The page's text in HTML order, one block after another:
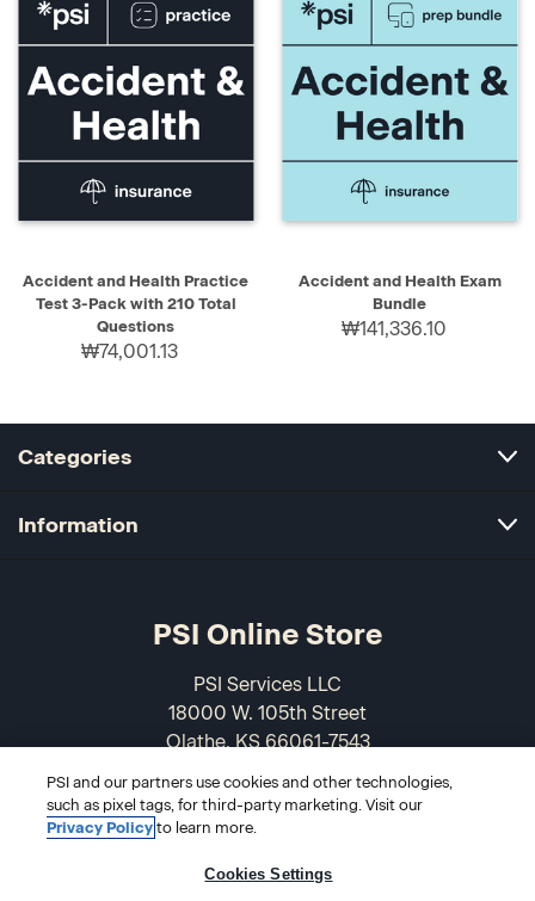
Accident and Health Practice
Test 3-Pack with 210 Total
Questions
₩74,001.13
Accident and Health Exam
Bundle
₩141,336.10
Categories
Information
PSI Online Store
PSI Services LLC
18000 W. 105th Street
Olathe, KS 66061-7543
USA
866-589-3088
PSI and our partners use cookies and other technologies,
such as pixel tags, for third-party marketing. Visit our
Privacy Policyto learn more.
Cookies Settings